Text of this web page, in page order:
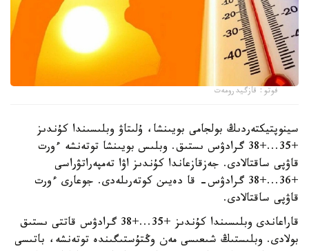
فوتو: قازگيدرومەت
سينوپتيكتەردىڭ بولجامى بويىنشا، ۇلىتاۋ وبلىسىندا كۇندىز
+35...+38 گرادۋس ىستىق. وبلىس بويىنشا توتەنشە ءورت
قاۋپى ساقتالادى. جەزقازعاندا كۇندىز اۋا تەمپەراتۋراسى
+36...+38 گرادۋس- قا دەيىن كوتەرىلەدى. جوعارى ءورت
قاۋپى ساقتالادى.
قاراعاندى وبلىسىندا كۇندىز +35...+38 گرادۋس قاتتى ىستىق
بولادى. وبلىستىڭ شىعىسى مەن وڭتۇستىگىندە توتەنشە، باتىسى